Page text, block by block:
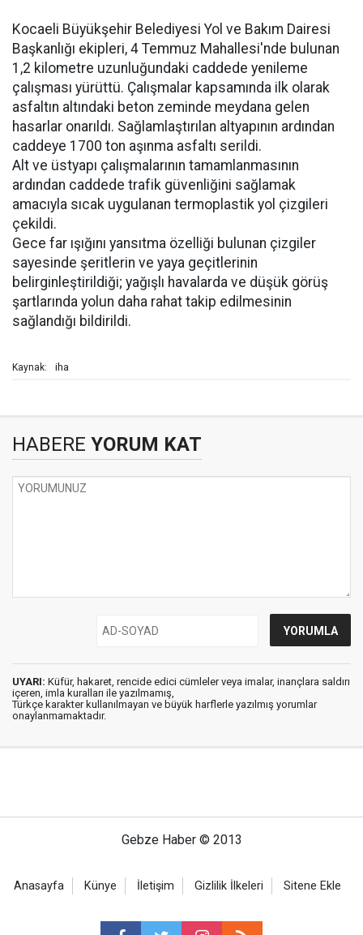
Kocaeli Büyükşehir Belediyesi Yol ve Bakım Dairesi
Başkanlığı ekipleri, 4 Temmuz Mahallesi'nde bulunan
1,2 kilometre uzunluğundaki caddede yenileme
çalışması yürüttü. Çalışmalar kapsamında ilk olarak
asfaltın altındaki beton zeminde meydana gelen
hasarlar onarıldı. Sağlamlaştırılan altyapının ardından
caddeye 1700 ton aşınma asfaltı serildi.
Alt ve üstyapı çalışmalarının tamamlanmasının
ardından caddede trafik güvenliğini sağlamak
amacıyla sıcak uygulanan termoplastik yol çizgileri
çekildi.
Gece far ışığını yansıtma özelliği bulunan çizgiler
sayesinde şeritlerin ve yaya geçitlerinin
belirginleştirildiği; yağışlı havalarda ve düşük görüş
şartlarında yolun daha rahat takip edilmesinin
sağlandığı bildirildi.
Kaynak: iha
HABERE YORUM KAT
UYARI: Küfür, hakaret, rencide edici cümleler veya imalar, inançlara saldırı
içeren, imla kuralları ile yazılmamış,
Türkçe karakter kullanılmayan ve büyük harflerle yazılmış yorumlar
onaylanmamaktadır.
Gebze Haber © 2013
Anasayfa Künye İletişim Gizlilik İlkeleri Sitene Ekle